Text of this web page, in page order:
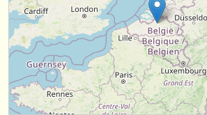
find out about our ATS
ATSfaq
accedi